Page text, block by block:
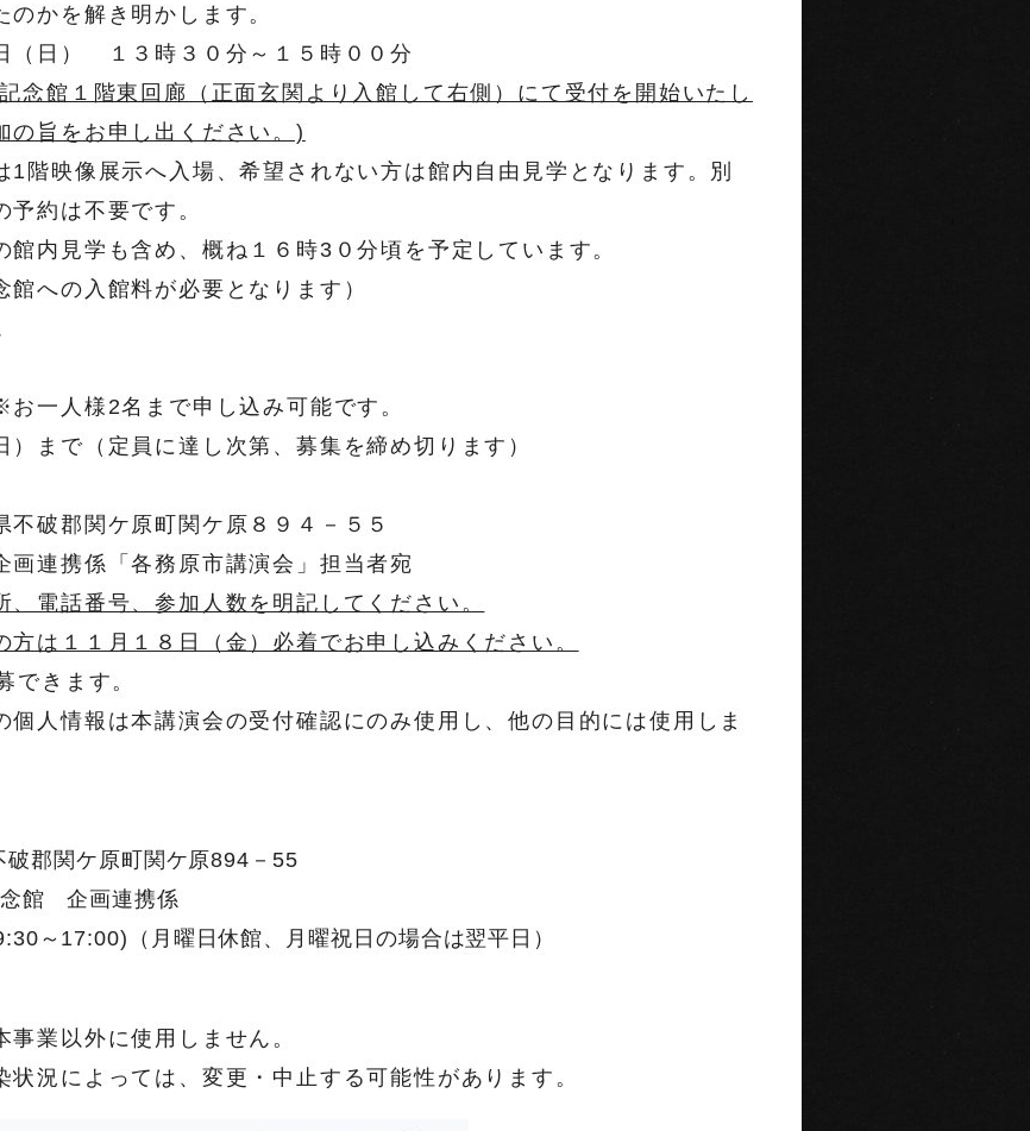
かを解き明かします。
（日） １３時３０分～１５時００分
念館１階東回廊（正面玄関より入館して右側）にて受付を開始いたし
の旨をお申し出ください。)
階映像展示へ入場、希望されない方は館内自由見学となります。別
約は不要です。
内見学も含め、概ね１６時3０分頃を予定しています。
への入館料が必要となります）
お一人様2名まで申し込み可能です。
まで（定員に達し次第、募集を締め切ります）
破郡関ケ原町関ケ原８９４－５５
連携係「各務原市講演会」担当者宛
電話番号、参加人数を明記してください。
は１１月１８日（金）必着でお申し込みください。
できます。
人情報は本講演会の受付確認にのみ使用し、他の目的には使用しま
郡関ケ原町関ケ原894－55
企画連携係
17:00)（月曜日休館、月曜祝日の場合は翌平日）
事業以外に使用しません。
状況によっては、変更・中止する可能性があります。